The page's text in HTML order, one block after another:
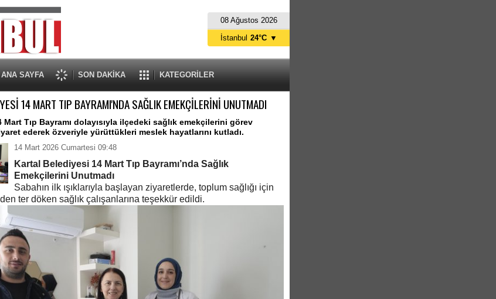
08 Ağustos 2026
ANA SAYFA SON DAKİKA KATEGORİLER
İstanbul 24°C ▼
14 MART TIP BAYRAMI'NDA SAĞLIK EMEKÇİLERİNİ UNUTMADI
Tıp Bayramı dolayısıyla ilçedeki sağlık emekçilerini görev
ederek özveriyle yürüttükleri meslek hayatlarını kutladı.
14 Mart 2026 Cumartesi 09:48
Kartal Belediyesi 14 Mart Tıp Bayramı’nda Sağlık
Emekçilerini Unutmadı
Sabahın ilk ışıklarıyla başlayan ziyaretlerde, toplum sağlığı için
ter döken sağlık çalışanlarına teşekkür edildi.